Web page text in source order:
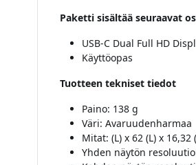
Paketti sisältää seuraavat
USB-C Dual Full HD
Käyttöopas
Tuotteen tekniset tiedot
Paino: 138 g
Väri: Avaruudenharmaa
Mitat: (L) x 62 (L) x 16,32
Yhden näytön